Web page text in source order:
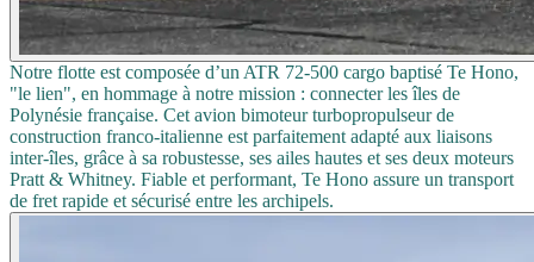
Notre flotte est composée d’un ATR 72-500 cargo baptisé Te Hono,
"le lien", en hommage à notre mission : connecter les îles de
Polynésie française. Cet avion bimoteur turbopropulseur de
construction franco-italienne est parfaitement adapté aux liaisons
inter-îles, grâce à sa robustesse, ses ailes hautes et ses deux moteurs
Pratt & Whitney. Fiable et performant, Te Hono assure un transport
de fret rapide et sécurisé entre les archipels.